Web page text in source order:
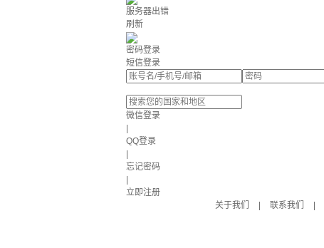
服务器出错
刷新
密码登录
短信登录
微信登录
QQ登录
忘记密码
立即注册
关于我们
联系我们